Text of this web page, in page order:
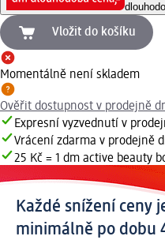
Vložit do košíku
Momentálně není skladem
Ověřit dostupnost v prodejně
Expresní vyzvednutí v
Vrácení zdarma v prodejně
25 Kč = 1 dm active beauty
Každé snížení ceny
minimálně po dobu